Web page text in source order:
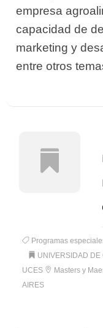
empresa
capacidad de
marketing y
entre otros
Programas
UNIVERSIDAD
UCES
Masters y
AIRES